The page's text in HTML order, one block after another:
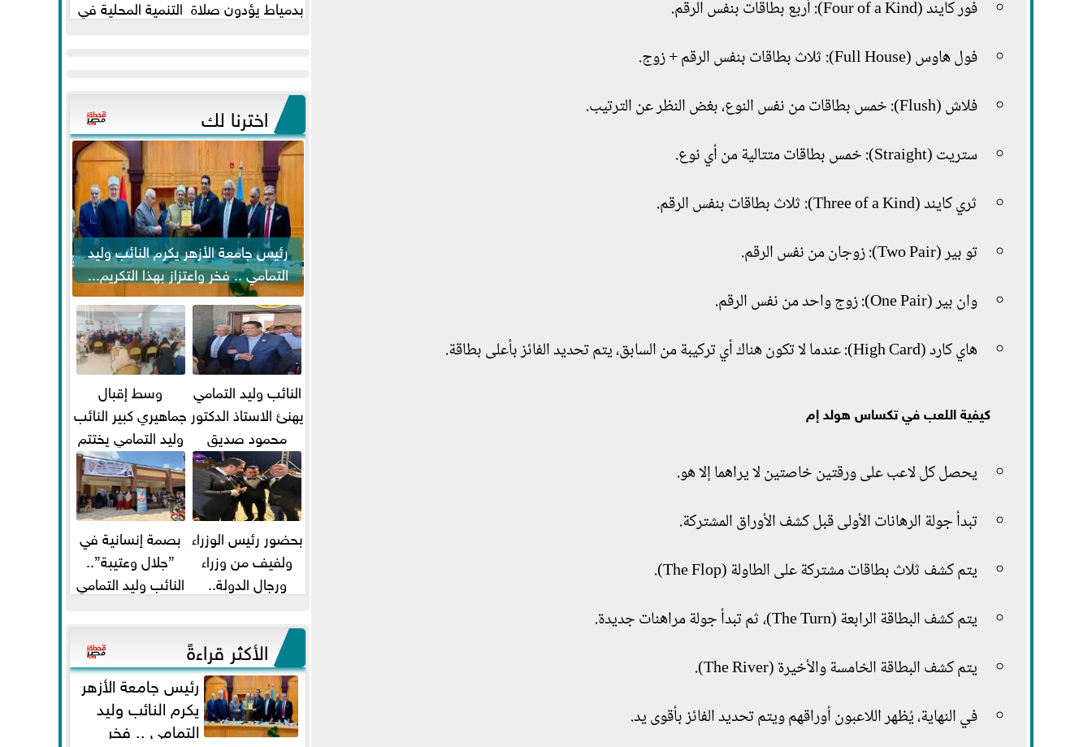
فور كايند (Four of a Kind): أربع بطاقات بنفس الرقم.
فول هاوس (Full House): ثلاث بطاقات بنفس الرقم + زوج.
فلاش (Flush): خمس بطاقات من نفس النوع، بغض النظر عن الترتيب.
ستريت (Straight): خمس بطاقات متتالية من أي نوع.
ثري كايند (Three of a Kind): ثلاث بطاقات بنفس الرقم.
تو بير (Two Pair): زوجان من نفس الرقم.
وان بير (One Pair): زوج واحد من نفس الرقم.
هاي كارد (High Card): عندما لا تكون هناك أي تركيبة من السابق، يتم تحديد الفائز بأعلى بطاقة.
كيفية اللعب في تكساس هولد إم
يحصل كل لاعب على ورقتين خاصتين لا يراهما إلا هو.
تبدأ جولة الرهانات الأولى قبل كشف الأوراق المشتركة.
يتم كشف ثلاث بطاقات مشتركة على الطاولة (The Flop).
يتم كشف البطاقة الرابعة (The Turn)، ثم تبدأ جولة مراهنات جديدة.
يتم كشف البطاقة الخامسة والأخيرة (The River).
في النهاية، يُظهر اللاعبون أوراقهم ويتم تحديد الفائز بأقوى يد.
بدمياط يؤدون صلاة التنمية المحلية في
اخترنا لك
رئيس جامعة الأزهر يكرم النائب وليد
التمامي .. فخر واعتزاز بهذا التكريم...
النائب وليد التمامي
يهنئ الاستاذ الدكتور
محمود صديق
تكليفة قائم باعمال
...
وسط إقبال
جماهيري كبير النائب
وليد التمامي يختتم
أضخم قافلة طبية
مجانية...
بحضور رئيس الوزراء
ولفيف من وزراء
ورجال الدولة..
ومحمد...
بصمة إنسانية في
”جلال وعتيبة”..
النائب وليد التمامي
شيحة يداويان...
الأكثر قراءةً
رئيس جامعة الأزهر
يكرم النائب وليد
التمامي .. فخر